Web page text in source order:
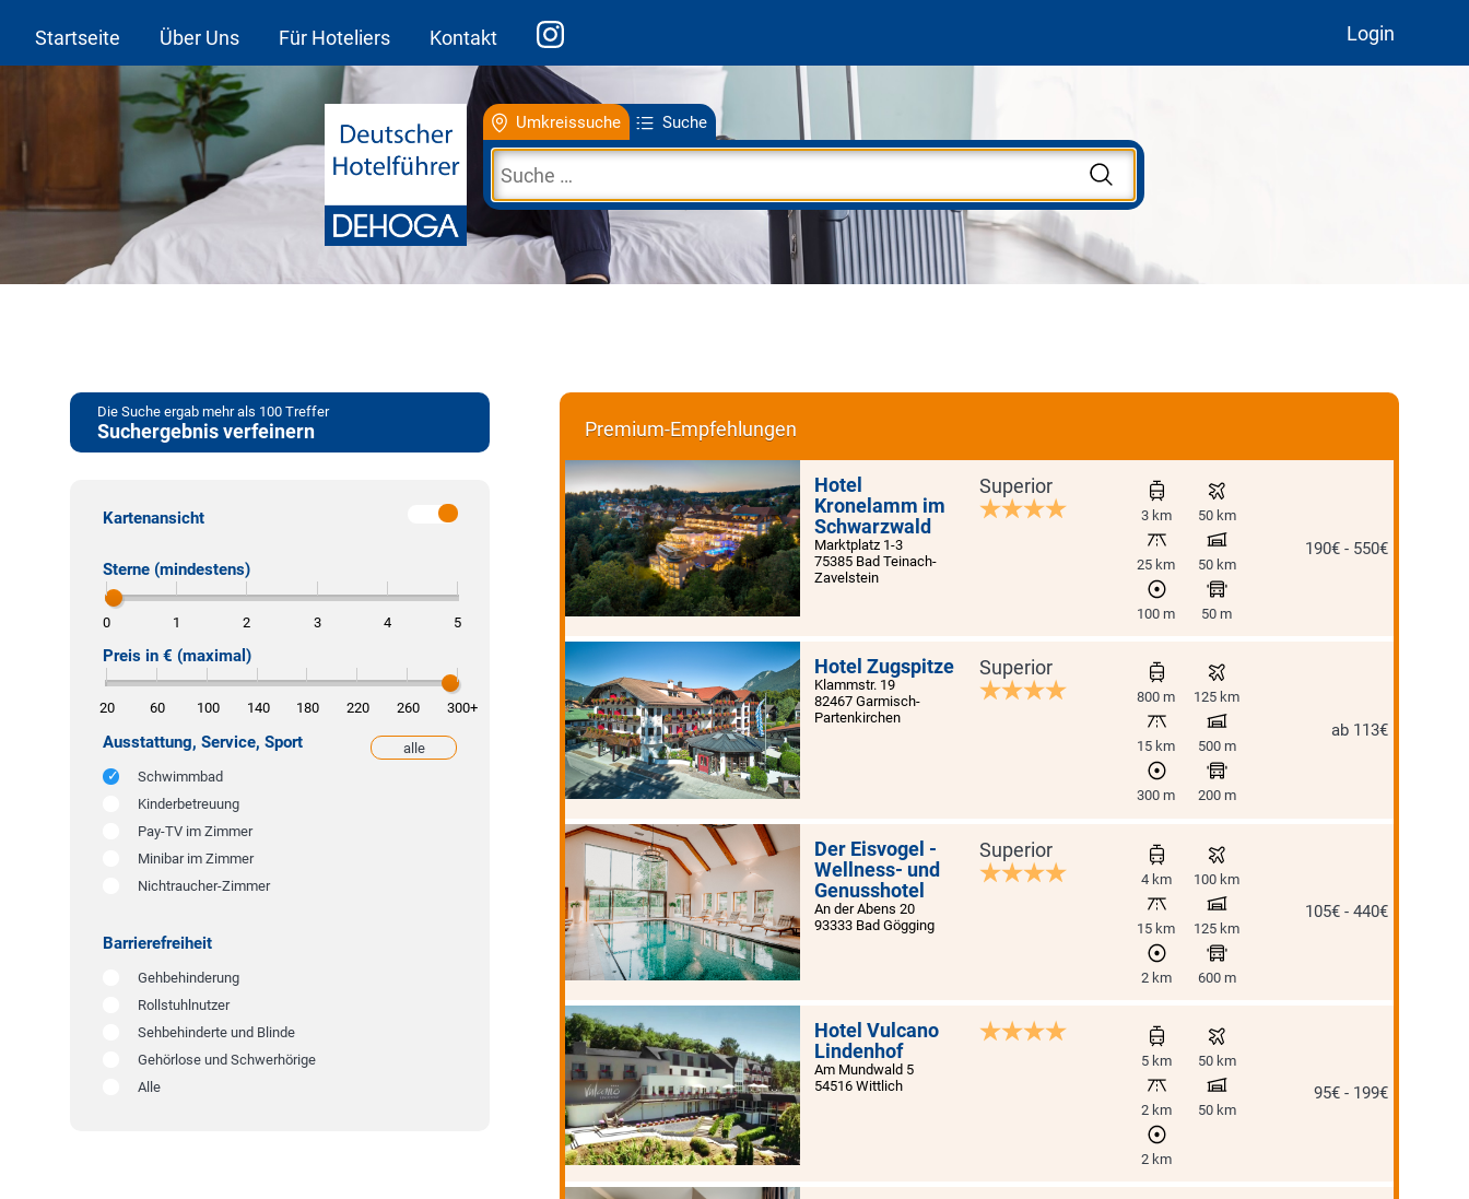
Startseite Über Uns Für Hoteliers Kontakt Login
Umkreissuche Suche
Premium-Empfehlungen
Hotel
Kronelamm im
Schwarzwald
Marktplatz 1-3
75385 Bad Teinach-
Zavelstein
Superior
3 km 50 km
25 km 50 km
100 m 50 m
190€ - 550€
Hotel Zugspitze
Klammstr. 19
82467 Garmisch-
Partenkirchen
Superior
800 m 125 km
15 km 500 m
300 m 200 m
ab 113€
Der Eisvogel -
Wellness- und
Genusshotel
An der Abens 20
93333 Bad Gögging
Superior
4 km 100 km
15 km 125 km
2 km 600 m
105€ - 440€
Hotel Vulcano
Lindenhof
Am Mundwald 5
54516 Wittlich
5 km 50 km
2 km 50 km
2 km
95€ - 199€
Die Suche ergab mehr als 100 Treffer
Suchergebnis verfeinern
Kartenansicht
Sterne (mindestens)
0 1 2 3 4 5
Preis in € (maximal)
20 60 100 140 180 220 260 300+
alle
Ausstattung, Service, Sport
Schwimmbad
Kinderbetreuung
Pay-TV im Zimmer
Minibar im Zimmer
Nichtraucher-Zimmer
Barrierefreiheit
Gehbehinderung
Rollstuhlnutzer
Sehbehinderte und Blinde
Gehörlose und Schwerhörige
Alle